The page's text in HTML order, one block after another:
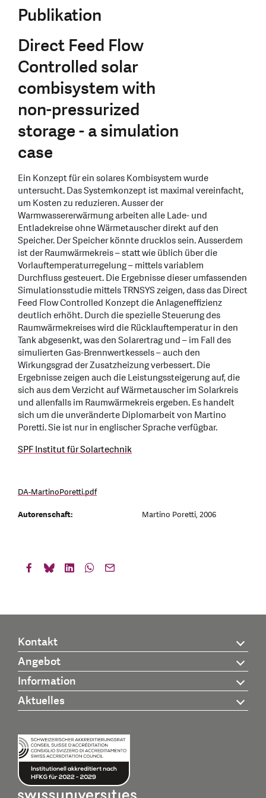
Publikation
Direct Feed Flow
Controlled solar
combisystem with
non-pressurized
storage - a simulation
case
Ein Konzept für ein solares Kombisystem wurde
untersucht. Das Systemkonzept ist maximal vereinfacht,
um Kosten zu reduzieren. Ausser der
Warmwassererwärmung arbeiten alle Lade- und
Entladekreise ohne Wärmetauscher direkt auf den
Speicher. Der Speicher könnte drucklos sein. Ausserdem
ist der Raumwärmekreis – statt wie üblich über die
Vorlauftemperaturregelung – mittels variablem
Durchfluss gesteuert. Die Ergebnisse dieser umfassenden
Simulationsstudie mittels TRNSYS zeigen, dass das Direct
Feed Flow Controlled Konzept die Anlageneffizienz
deutlich erhöht. Durch die spezielle Steuerung des
Raumwärmekreises wird die Rücklauftemperatur in den
Tank abgesenkt, was den Solarertrag und – im Fall des
simulierten Gas-Brennwertkessels – auch den
Wirkungsgrad der Zusatzheizung verbessert. Die
Ergebnisse zeigen auch die Leistungssteigerung auf, die
sich aus dem Verzicht auf Wärmetauscher im Solarkreis
und allenfalls im Raumwärmekreis ergeben. Es handelt
sich um die unveränderte Diplomarbeit von Martino
Poretti. Sie ist nur in englischer Sprache verfügbar.
SPF Institut für Solartechnik
DA-MartinoPoretti.pdf
Autorenschaft: Martino Poretti, 2006
Kontakt
Angebot
Information
Aktuelles